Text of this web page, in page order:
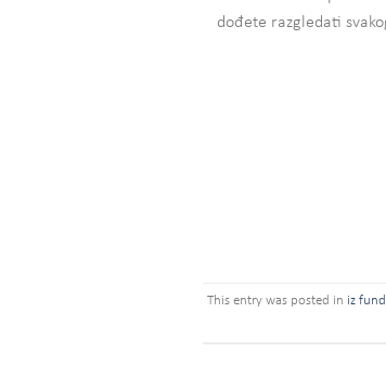
dođete razgledati
This entry was posted in iz